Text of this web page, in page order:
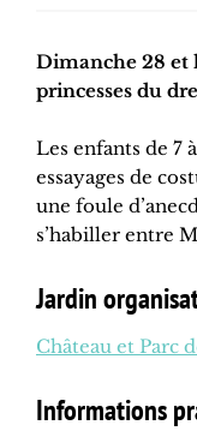
Dimanche 28 et
princesses du
Les enfants de 7
essayages de
une foule
s’habiller entre
Jardin
Château et Parc
Informations